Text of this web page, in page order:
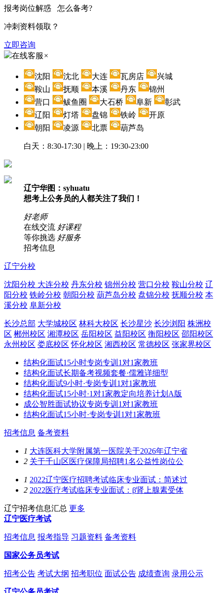
报考岗位解惑 怎么备考?
冲刺资料领取？
立即咨询
在线客服 ×
沈阳 沈北 大连 瓦房店
兴城
鞍山
抚顺 本溪 丹东
锦州
营口
鲅鱼圈 大石桥 阜新
彰武
辽阳
灯塔 盘锦 铁岭
开原
朝阳
凌源 北票 葫芦岛
白天：8:30-17:30 | 晚上：19:30-23:00
辽宁华图：syhuatu
想考上公务员的人都关注了我们！
好老师
在线交流 好课程
等你挑选 好服务
招考信息
辽宁分校
沈阳分校 大连分校 丹东分校 锦州分校 营口分校 鞍山分校 辽
阳分校 铁岭分校 朝阳分校 葫芦岛分校 盘锦分校 抚顺分校 本
溪分校 阜新分校
长沙总部 大学城校区 林科大校区 长沙星沙 长沙浏阳 株洲校
区 郴州校区 湘潭校区 岳阳校区 益阳校区 衡阳校区 邵阳校区
永州校区 娄底校区 怀化校区 湘西校区 常德校区 张家界校区
结构化面试15小时专岗专训1对1家教班
结构化面试长期备考视频套餐·儒雅详细型
结构化面试9小时·专岗专训1对1家教班
结构化面试15小时·1对1家教定向培养计划A版
成公智胜面试协议专岗专训1对1家教班
结构化面试15小时·专岗专训1对1家教班
招考信息 备考资料
1 大连医科大学附属第一医院关于2026年辽宁省
2 关于千山区医疗保障局招聘1名公益性岗位公
1 2022辽宁医疗招聘考试临床专业面试：简述过
2 2022医疗考试临床专业面试：β肾上腺素受体
辽宁招考信息汇总 更多
辽宁医疗考试
招考信息 报考指导 习题资料 备考资料
国家公务员考试
招考公告 考试大纲 招考职位 面试公告 成绩查询 录用公示